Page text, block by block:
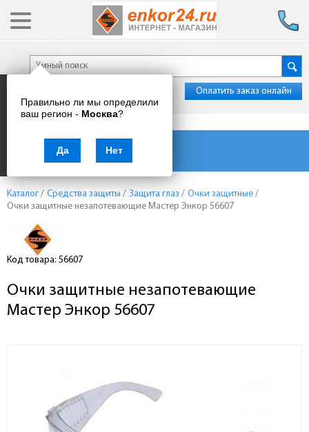
Правильно ли мы определили
ваш регион - Москва?
Да Нет
Оплатить заказ онлайн
Каталог товаров
Каталог / Средства защиты / Защита глаз / Очки защитные /
Очки защитные незапотевающие Мастер Энкор 56607
Код товара: 56607
Очки защитные незапотевающие
Мастер Энкор 56607